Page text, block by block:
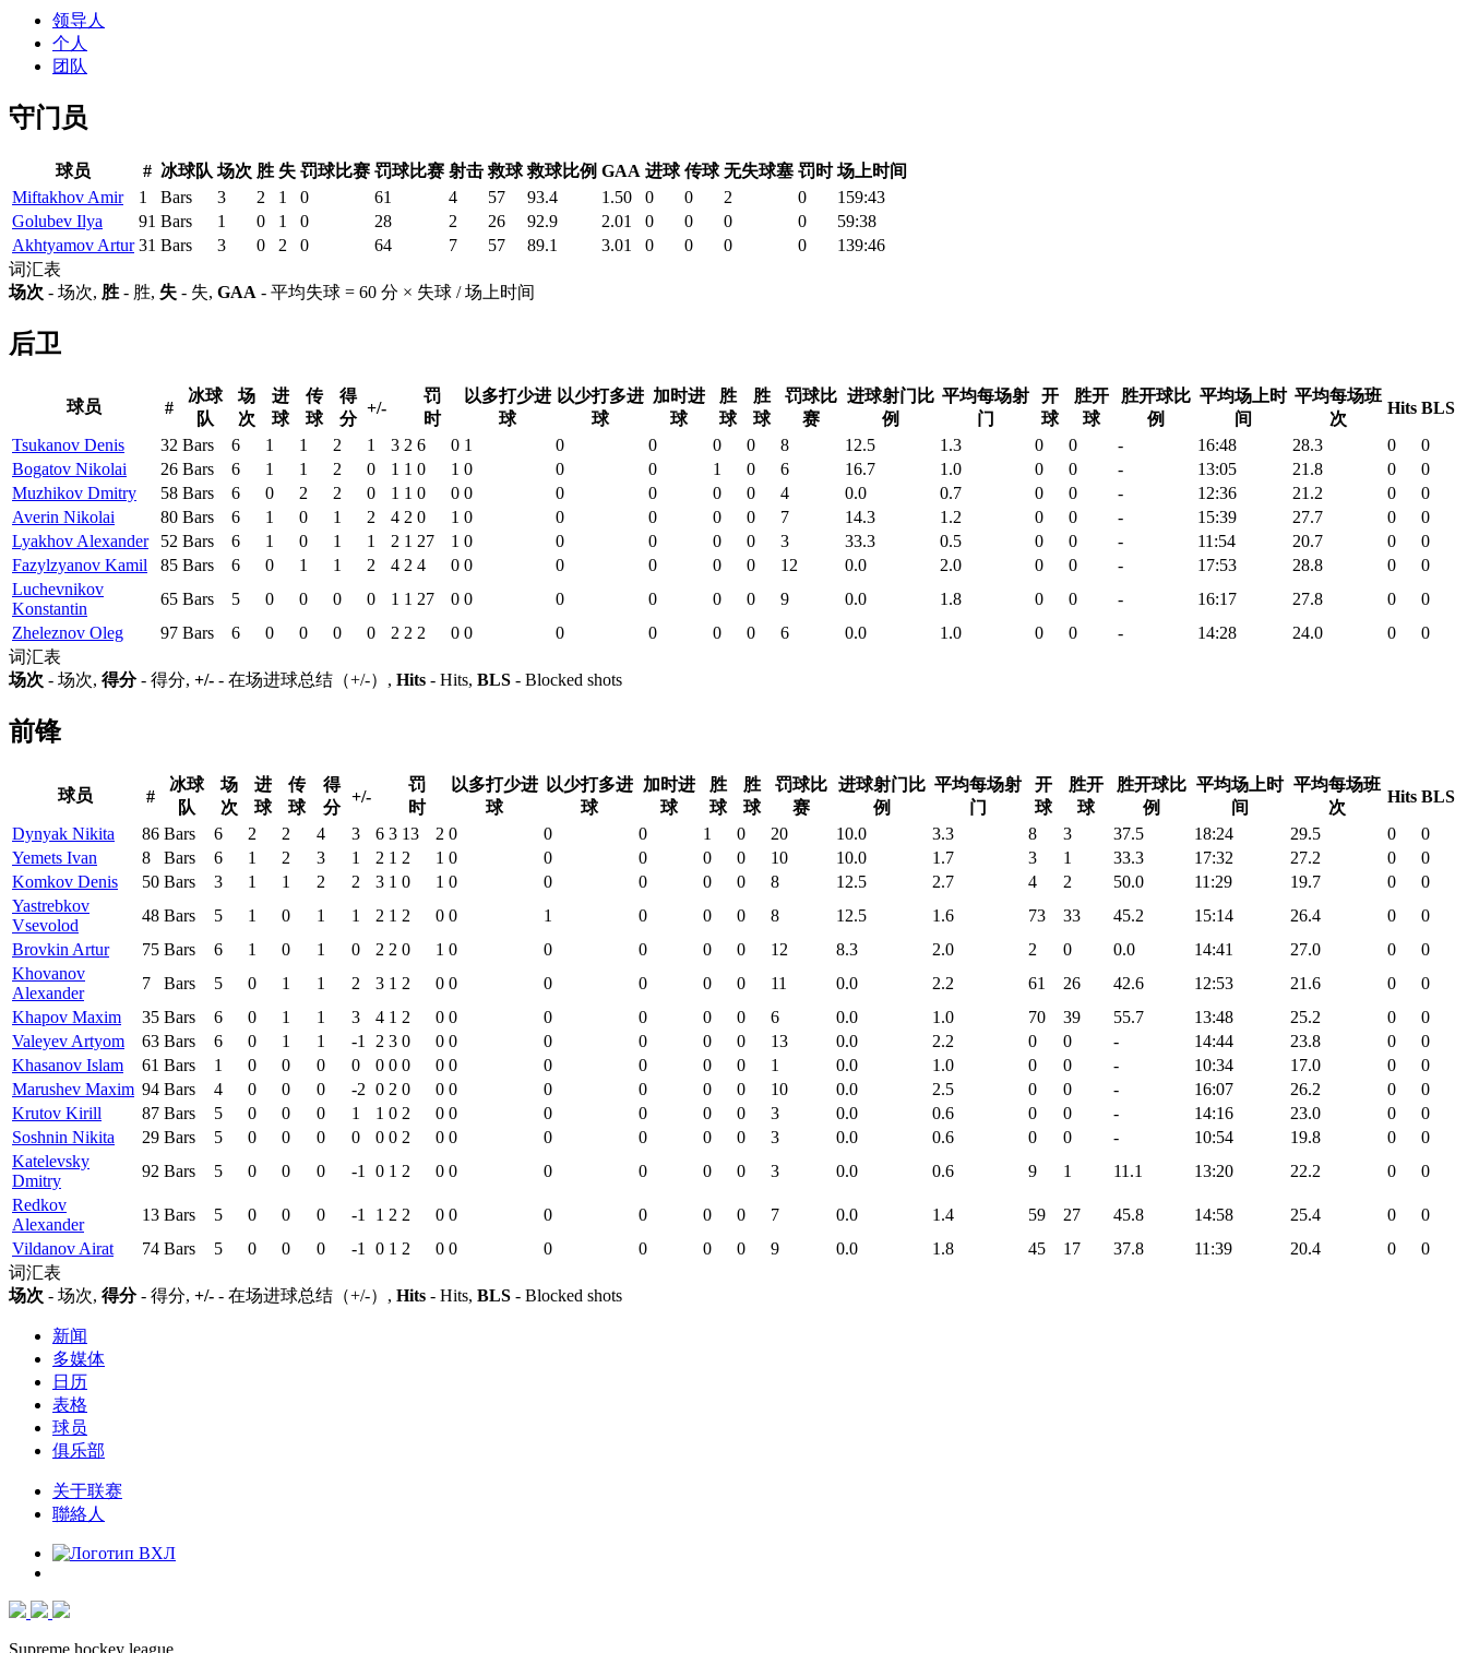
领导人
个人
团队
守门员
球员 # 冰球队 场次 胜 失 罚球比赛 罚球比赛 射击 救球 救球比例 GAA 进球 传球 无失球塞 罚时 场上时间
Miftakhov Amir
1 Bars 3 2 1 0 61 4 57 93.4 1.50 0 0 2 0
159:43
Golubev Ilya
91 Bars 1 0 1 0 28 2 26 92.9 2.01 0 0 0 0
59:38
Akhtyamov Artur 31 Bars 3 0 2 0 64 7 57 89.1 3.01 0 0 0 0
139:46
词汇表
场次 - 场次, 胜 - 胜, 失 - 失, GAA - 平均失球 = 60 分 × 失球 / 场上时间
后卫
球员 #
冰球
队
场
次
进
球
传
球
得
分
+/-
罚
时
以多打少进
球
以少打多进
球
加时进
球
胜
球
胜
球
罚球比
赛
进球射门比
例
平均每场射
门
开
球
胜开
球
胜开球比
例
平均场上时
间
平均每场班
次
Hits BLS
Tsukanov Denis
32 Bars 6 1 1 2 1 3 2 6 0 1 0 0 0 0 8 12.5 1.3 0 0 - 16:48 28.3 0
0
Bogatov Nikolai
26 Bars 6 1 1 2 0 1 1 0 1 0 0 0 1 0 6 16.7 1.0 0 0 - 13:05 21.8 0
0
Muzhikov Dmitry
58 Bars 6 0 2 2 0 1 1 0 0 0 0 0 0 0 4 0.0 0.7 0 0 - 12:36 21.2 0
0
Averin Nikolai
80 Bars 6 1 0 1 2 4 2 0 1 0 0 0 0 0 7 14.3 1.2 0 0 - 15:39 27.7 0
0
Lyakhov Alexander
52 Bars 6 1 0 1 1 2 1 27 1 0 0 0 0 0 3 33.3 0.5 0 0 - 11:54 20.7 0
0
Fazylzyanov Kamil
85 Bars 6 0 1 1 2 4 2 4 0 0 0 0 0 0 12 0.0 2.0 0 0 - 17:53 28.8 0
0
Luchevnikov
Konstantin
65 Bars 5 0 0 0 0 1 1 27 0 0 0 0 0 0 9 0.0 1.8 0 0 - 16:17 27.8 0
0
Zheleznov Oleg
97 Bars 6 0 0 0 0 2 2 2 0 0 0 0 0 0 6 0.0 1.0 0 0 - 14:28 24.0 0
0
词汇表
场次 - 场次, 得分- 得分, +/- - 在场进球总结（+/-）, Hits - Hits, BLS - Blocked shots
前锋
球员 #
冰球
队
场
次
进
球
传
球
得
分
+/-
罚
时
以多打少进
球
以少打多进
球
加时进
球
胜
球
胜
球
罚球比
赛
进球射门比
例
平均每场射
门
开
球
胜开
球
胜开球比
例
平均场上时
间
平均每场班
次
Hits BLS
Dynyak Nikita
86 Bars 6 2 2 4 3 6 3 13 2 0 0 0 1 0 20 10.0 3.3 8 3 37.5 18:24 29.5 0
0
Yemets Ivan
8 Bars 6 1 2 3 1 2 1 2 1 0 0 0 0 0 10 10.0 1.7 3 1 33.3 17:32 27.2 0
0
Komkov Denis
50 Bars 3 1 1 2 2 3 1 0 1 0 0 0 0 0 8 12.5 2.7 4 2 50.0 11:29 19.7 0
0
Yastrebkov
Vsevolod
48 Bars 5 1 0 1 1 2 1 2 0 0 1 0 0 0 8 12.5 1.6 73 33 45.2 15:14 26.4 0
0
Brovkin Artur
75 Bars 6 1 0 1 0 2 2 0 1 0 0 0 0 0 12 8.3 2.0 2 0 0.0 14:41 27.0 0
0
Khovanov
Alexander
7 Bars 5 0 1 1 2 3 1 2 0 0 0 0 0 0 11 0.0 2.2 61 26 42.6 12:53 21.6 0
0
Khapov Maxim
35 Bars 6 0 1 1 3 4 1 2 0 0 0 0 0 0 6 0.0 1.0 70 39 55.7 13:48 25.2 0
0
Valeyev Artyom
63 Bars 6 0 1 1 -1 2 3 0 0 0 0 0 0 0 13 0.0 2.2 0 0 - 14:44 23.8 0
0
Khasanov Islam
61 Bars 1 0 0 0 0 0 0 0 0 0 0 0 0 0 1 0.0 1.0 0 0 - 10:34 17.0 0
0
Marushev Maxim 94 Bars 4 0 0 0 -2 0 2 0 0 0 0 0 0 0 10 0.0 2.5 0 0 - 16:07 26.2 0
0
Krutov Kirill
87 Bars 5 0 0 0 1 1 0 2 0 0 0 0 0 0 3 0.0 0.6 0 0 - 14:16 23.0 0
0
Soshnin Nikita
29 Bars 5 0 0 0 0 0 0 2 0 0 0 0 0 0 3 0.0 0.6 0 0 - 10:54 19.8 0
0
Katelevsky
Dmitry
92 Bars 5 0 0 0 -1 0 1 2 0 0 0 0 0 0 3 0.0 0.6 9 1 11.1 13:20 22.2 0
0
Redkov
Alexander
13 Bars 5 0 0 0 -1 1 2 2 0 0 0 0 0 0 7 0.0 1.4 59 27 45.8 14:58 25.4 0
0
Vildanov Airat
74 Bars 5 0 0 0 -1 0 1 2 0 0 0 0 0 0 9 0.0 1.8 45 17 37.8 11:39 20.4 0
0
词汇表
场次 - 场次, 得分- 得分, +/- - 在场进球总结（+/-）, Hits - Hits, BLS - Blocked shots
新闻
多媒体
日历
表格
球员
俱乐部
关于联赛
聯絡人